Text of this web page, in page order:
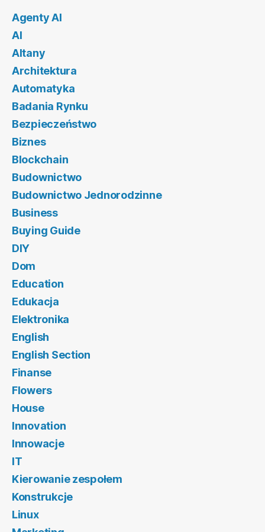
Agenty AI
AI
Altany
Architektura
Automatyka
Badania Rynku
Bezpieczeństwo
Biznes
Blockchain
Budownictwo
Budownictwo Jednorodzinne
Business
Buying Guide
DIY
Dom
Education
Edukacja
Elektronika
English
English Section
Finanse
Flowers
House
Innovation
Innowacje
IT
Kierowanie zespołem
Konstrukcje
Linux